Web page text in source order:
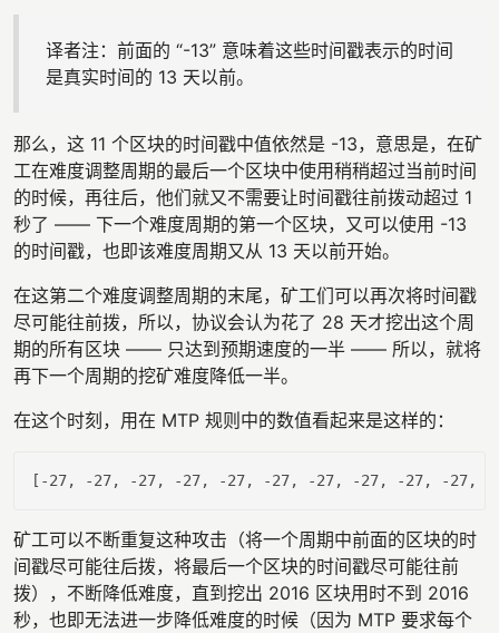
译者注：前面的 “-13” 意味着这些时间戳表示的时间
是真实时间的 13 天以前。
那么，这 11 个区块的时间戳中值依然是 -13，意思是，在矿
工在难度调整周期的最后一个区块中使用稍稍超过当前时间
的时候，再往后，他们就又不需要让时间戳往前拨动超过 1
秒了 —— 下一个难度周期的第一个区块，又可以使用 -13
的时间戳，也即该难度周期又从 13 天以前开始。
在这第二个难度调整周期的末尾，矿工们可以再次将时间戳
尽可能往前拨，所以，协议会认为花了 28 天才挖出这个周
期的所有区块 —— 只达到预期速度的一半 —— 所以，就将
再下一个周期的挖矿难度降低一半。
在这个时刻，用在 MTP 规则中的数值看起来是这样的：
[ -27, -27, -27, -27, -27, -27, -27, -27, -27, -27,
矿工可以不断重复这种攻击（将一个周期中前面的区块的时
间戳尽可能往后拨，将最后一个区块的时间戳尽可能往前
拨），不断降低难度，直到挖出 2016 区块用时不到 2016
秒，也即无法进一步降低难度的时候（因为 MTP 要求每个